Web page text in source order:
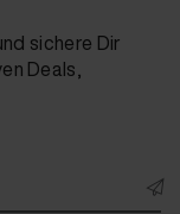
sichere Dir
Deals,